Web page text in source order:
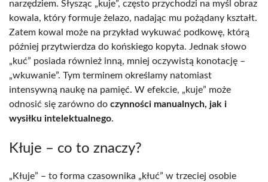
narzędziem. Słysząc „kuje”, często przychodzi na myśl obraz
kowala, który formuje żelazo, nadając mu pożądany kształt.
Zatem kowal może na przykład wykuwać podkowę, którą
później przytwierdza do końskiego kopyta. Jednak słowo
„kuć” posiada również inną, mniej oczywistą konotację –
„wkuwanie”. Tym terminem określamy natomiast
intensywną naukę na pamięć. W efekcie, „kuje” może
odnosić się zarówno do czynności manualnych, jak i
wysiłku intelektualnego.
Kłuje – co to znaczy?
„Kłuje” – to forma czasownika „kłuć” w trzeciej osobie